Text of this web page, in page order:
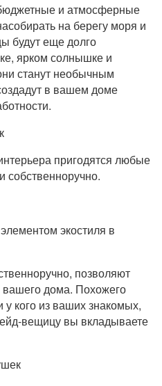
и атмосферные
на берегу моря и
будут еще долго
ярком солнышке и
станут необычным
в вашем доме
пригодятся любые
экостиля в
позволяют
вашего дома. Похожего
кого из ваших знакомых,
вещицу вы вкладываете